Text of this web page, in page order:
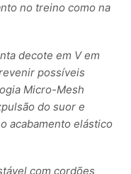
no treino como na
decote em V em
possíveis
Micro-Mesh
do suor e
acabamento elástico
com cordões